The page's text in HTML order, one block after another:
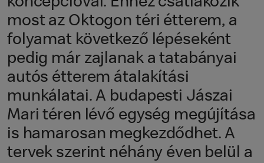
most az Oktogon téri étterem, a
folyamat következő lépéseként
pedig már zajlanak a tatabányai
autós étterem átalakítási
munkálatai. A budapesti Jászai
Mari téren lévő egység megújítása
is hamarosan megkezdődhet. A
tervek szerint néhány éven belül a